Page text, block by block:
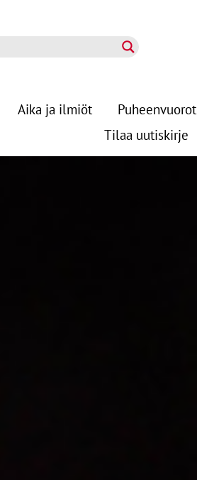
Aika ja ilmiöt Puheenvuorot
Tilaa uutiskirje